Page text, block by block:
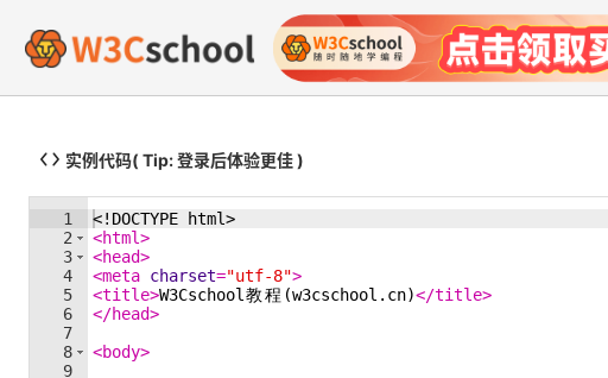
实例代码( Tip: 登录后体验更佳 )
1
2
3
4
5
6
7
8
9
<! DOCTYPE html>
<html>
<head>
<meta charset="utf-8">
<title>W3Cschool 教程 (w3cschool.cn)</title>
</head>
<body>